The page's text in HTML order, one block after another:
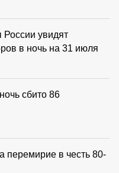
увидят
в ночь на 31 июля
сбито 86
перемирие в честь 80-